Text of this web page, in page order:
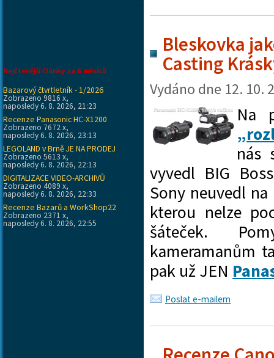
Bleskovka
Casting
Vydáno dne 12. 10.
Na
nás
vyvedl BIG
Sony neuvedl na
kterou nelze
šáteček.
kameramanům
pak už JEN
Poslat e-mailem
Nejčtenější články za 6 měsíců
Bazarový čtvrtletník - 1/2026
Zobrazeno 9816 x,
naposledy 6. 8. 2026, 21:23
Recenze Panasonic HC-X1200
Zobrazeno 7672 x,
naposledy 6. 8. 2026, 23:13
LEGOLAND v Brně JE NA PRODEJ
Zobrazeno 5613 x,
naposledy 6. 8. 2026, 22:13
DIGITALIZACE VIDEO-ARCHIVŮ
Zobrazeno 4089 x,
naposledy 6. 8. 2026, 22:33
Recenze Bazarů a WorkShop22
Zobrazeno 2371 x,
naposledy 6. 8. 2026, 22:55